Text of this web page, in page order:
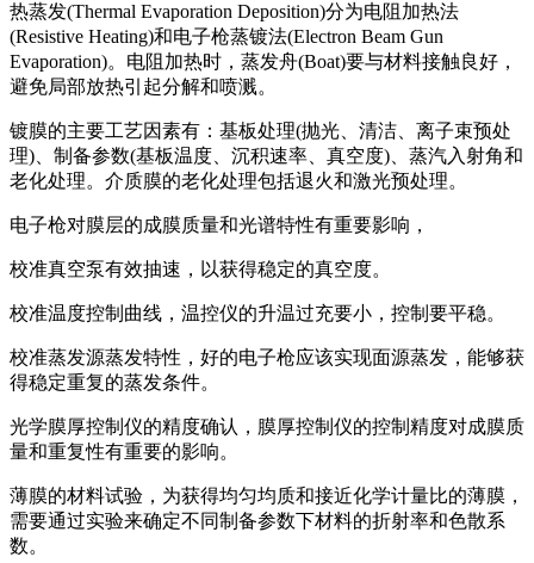
热蒸发(Thermal Evaporation Deposition)分为电阻加热法
(Resistive Heating)和电子枪蒸镀法(Electron Beam Gun
Evaporation)。电阻加热时，蒸发舟(Boat)要与材料接触良好，
避免局部放热引起分解和喷溅。
镀膜的主要工艺因素有：基板处理(抛光、清洁、离子束预处
理)、制备参数(基板温度、沉积速率、真空度)、蒸汽入射角和
老化处理。介质膜的老化处理包括退火和激光预处理。
电子枪对膜层的成膜质量和光谱特性有重要影响，
校准真空泵有效抽速，以获得稳定的真空度。
校准温度控制曲线，温控仪的升温过充要小，控制要平稳。
校准蒸发源蒸发特性，好的电子枪应该实现面源蒸发，能够获
得稳定重复的蒸发条件。
光学膜厚控制仪的精度确认，膜厚控制仪的控制精度对成膜质
量和重复性有重要的影响。
薄膜的材料试验，为获得均匀均质和接近化学计量比的薄膜，
需要通过实验来确定不同制备参数下材料的折射率和色散系
数。